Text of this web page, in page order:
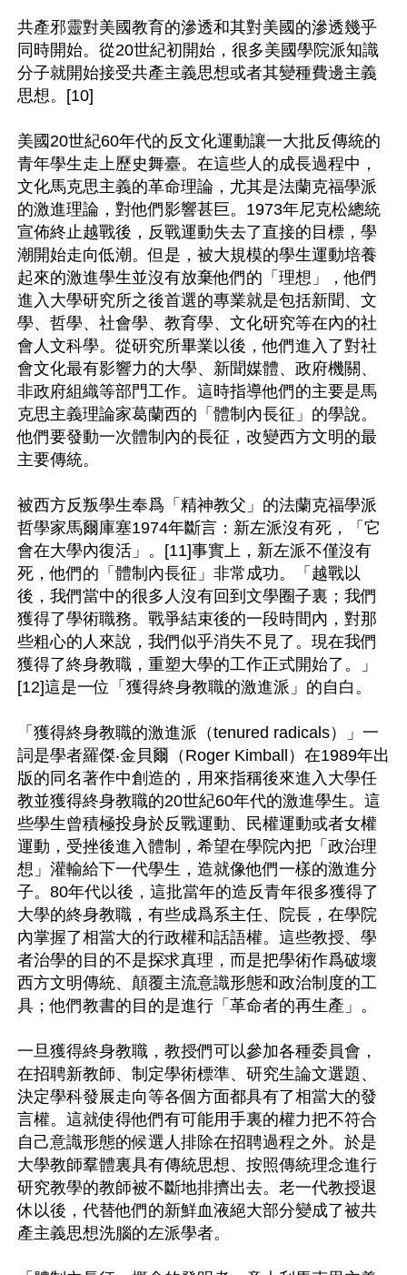
共產邪靈對美國教育的滲透和其對美國的滲透幾乎
同時開始。從20世紀初開始，很多美國學院派知識
分子就開始接受共產主義思想或者其變種費邊主義
思想。[10]
美國20世紀60年代的反文化運動讓一大批反傳統的
青年學生走上歷史舞臺。在這些人的成長過程中，
文化馬克思主義的革命理論，尤其是法蘭克福學派
的激進理論，對他們影響甚巨。1973年尼克松總統
宣佈終止越戰後，反戰運動失去了直接的目標，學
潮開始走向低潮。但是，被大規模的學生運動培養
起來的激進學生並沒有放棄他們的「理想」，他們
進入大學研究所之後首選的專業就是包括新聞、文
學、哲學、社會學、教育學、文化研究等在內的社
會人文科學。從研究所畢業以後，他們進入了對社
會文化最有影響力的大學、新聞媒體、政府機關、
非政府組織等部門工作。這時指導他們的主要是馬
克思主義理論家葛蘭西的「體制內長征」的學說。
他們要發動一次體制內的長征，改變西方文明的最
主要傳統。
被西方反叛學生奉爲「精神教父」的法蘭克福學派
哲學家馬爾庫塞1974年斷言：新左派沒有死，「它
會在大學內復活」。[11]事實上，新左派不僅沒有
死，他們的「體制內長征」非常成功。「越戰以
後，我們當中的很多人沒有回到文學圈子裏；我們
獲得了學術職務。戰爭結束後的一段時間內，對那
些粗心的人來說，我們似乎消失不見了。現在我們
獲得了終身教職，重塑大學的工作正式開始了。」
[12]這是一位「獲得終身教職的激進派」的自白。
「獲得終身教職的激進派（tenured radicals）」一
詞是學者羅傑‧金貝爾（Roger Kimball）在1989年出
版的同名著作中創造的，用來指稱後來進入大學任
教並獲得終身教職的20世紀60年代的激進學生。這
些學生曾積極投身於反戰運動、民權運動或者女權
運動，受挫後進入體制，希望在學院內把「政治理
想」灌輸給下一代學生，造就像他們一樣的激進分
子。80年代以後，這批當年的造反青年很多獲得了
大學的終身教職，有些成爲系主任、院長，在學院
內掌握了相當大的行政權和話語權。這些教授、學
者治學的目的不是探求真理，而是把學術作爲破壞
西方文明傳統、顛覆主流意識形態和政治制度的工
具；他們教書的目的是進行「革命者的再生產」。
一旦獲得終身教職，教授們可以參加各種委員會，
在招聘新教師、制定學術標準、研究生論文選題、
決定學科發展走向等各個方面都具有了相當大的發
言權。這就使得他們有可能用手裏的權力把不符合
自己意識形態的候選人排除在招聘過程之外。於是
大學教師羣體裏具有傳統思想、按照傳統理念進行
研究教學的教師被不斷地排擠出去。老一代教授退
休以後，代替他們的新鮮血液絕大部分變成了被共
產主義思想洗腦的左派學者。